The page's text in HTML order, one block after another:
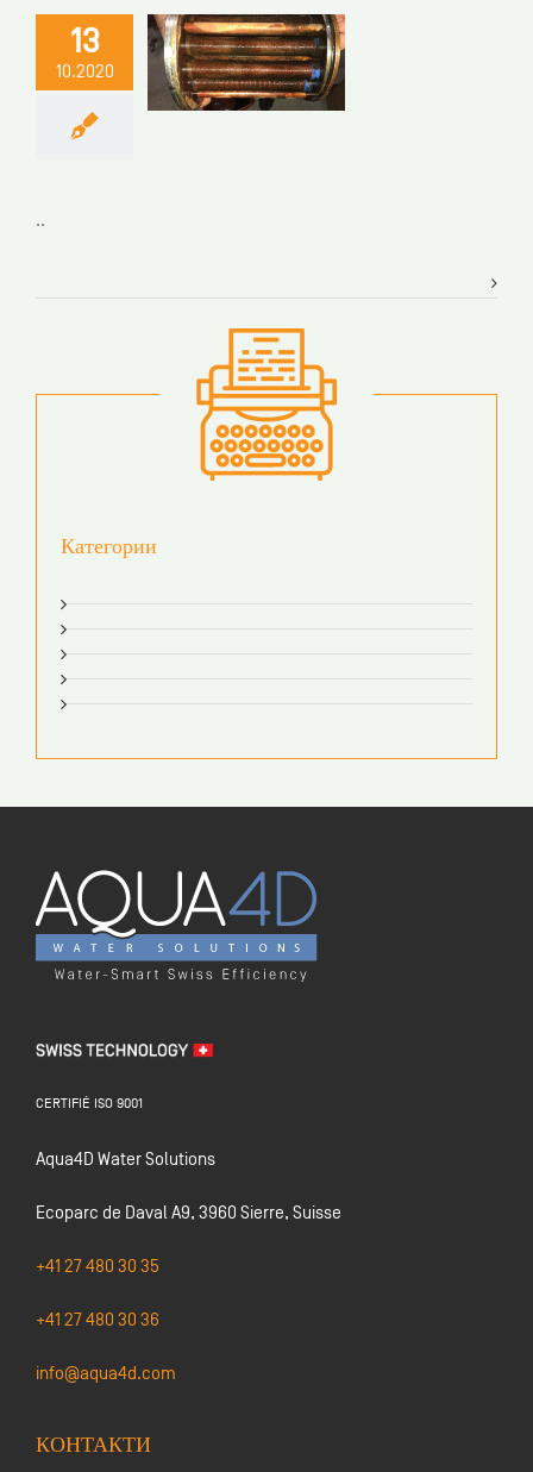
13
10.2020
..
Категории
CERTIFIÉ ISO 9001
Aqua4D Water Solutions
Ecoparc de Daval A9, 3960 Sierre, Suisse
+41 27 480 30 35
+41 27 480 30 36
info@aqua4d.com
КОНТАКТИ